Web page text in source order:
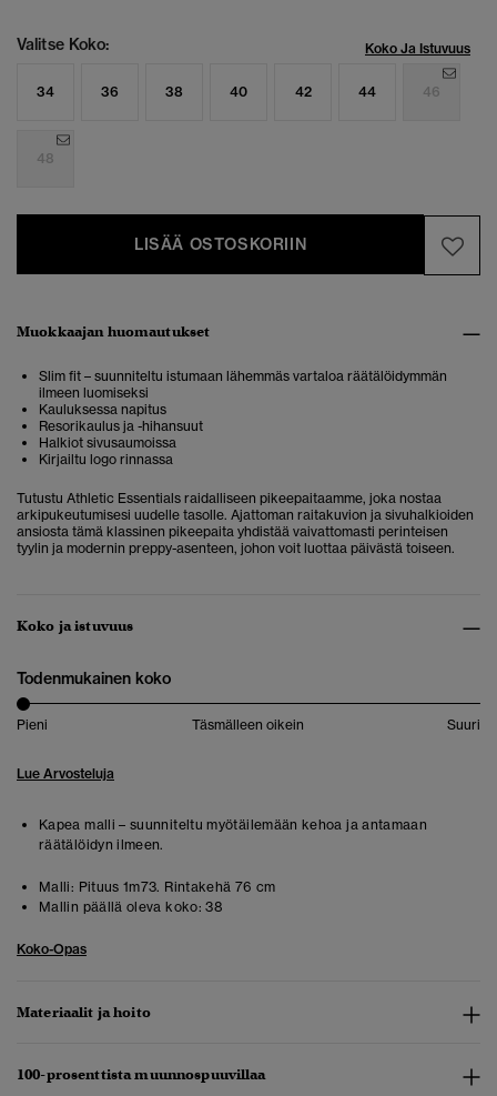
Valitse Koko: Koko Ja Istuvuus
34 36 38 40 42 44 46
48
LISÄÄ OSTOSKORIIN
Muokkaajan huomautukset
Slim fit – suunniteltu istumaan lähemmäs vartaloa räätälöidymmän
ilmeen luomiseksi
Kauluksessa napitus
Resorikaulus ja -hihansuut
Halkiot sivusaumoissa
Kirjailtu logo rinnassa
Tutustu Athletic Essentials raidalliseen pikeepaitaamme, joka nostaa
arkipukeutumisesi uudelle tasolle. Ajattoman raitakuvion ja sivuhalkioiden
ansiosta tämä klassinen pikeepaita yhdistää vaivattomasti perinteisen
tyylin ja modernin preppy-asenteen, johon voit luottaa päivästä toiseen.
Koko ja istuvuus
Todenmukainen koko
Pieni Täsmälleen oikein Suuri
Lue Arvosteluja
Kapea malli – suunniteltu myötäilemään kehoa ja antamaan
räätälöidyn ilmeen.
Malli: Pituus 1m73. Rintakehä 76 cm
Mallin päällä oleva koko: 38
Koko-Opas
Materiaalit ja hoito
100-prosenttista muunnospuuvillaa